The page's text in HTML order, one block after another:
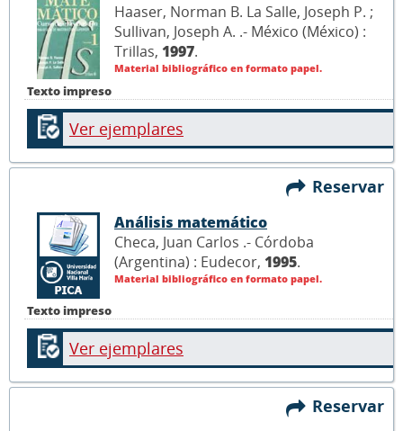
Texto impreso
Haaser, Norman B. La Salle, Joseph P. ;
Sullivan, Joseph A. .- México (México) :
Trillas, 1997.
Material bibliográfico en formato papel.
Ver ejemplares
Reservar
Texto impreso
Análisis matemático
Checa, Juan Carlos .- Córdoba
(Argentina) : Eudecor, 1995.
Material bibliográfico en formato papel.
Ver ejemplares
Reservar